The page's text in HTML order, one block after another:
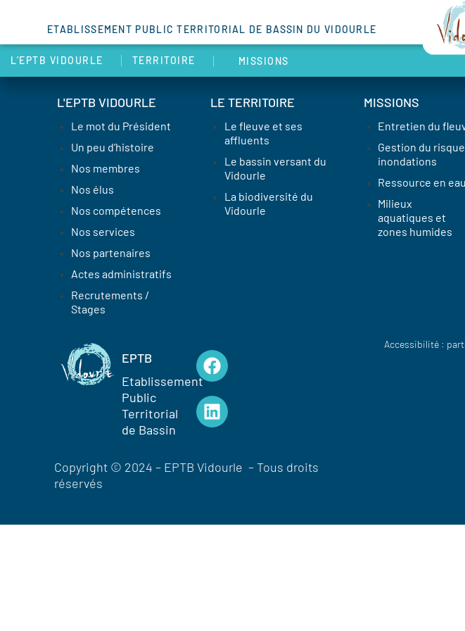
ETABLISSEMENT PUBLIC TERRITORIAL DE BASSIN DU VIDOURLE
L’EPTB VIDOURLE TERRITOIRE MISSIONS
L'EPTB VIDOURLE
Le mot du Président
Un peu d’histoire
Nos membres
Nos élus
Nos compétences
Nos services
Nos partenaires
Actes administratifs
Recrutements /
Stages
LE TERRITOIRE
Le fleuve et ses
affluents
Le bassin versant du
Vidourle
La biodiversité du
Vidourle
MISSIONS
Entretien du
Gestion du risque
inondations
Ressource en eau
Milieux
aquatiques et
zones humides
EPTB
Etablissement
Public
Territorial
de Bassin
Copyright © 2024 – EPTB Vidourle – Tous droits
réservés
Accessibilité :